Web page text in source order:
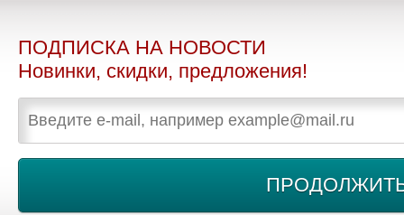
ПОДПИСКА НА НОВОСТИ
Новинки, скидки, предложения!